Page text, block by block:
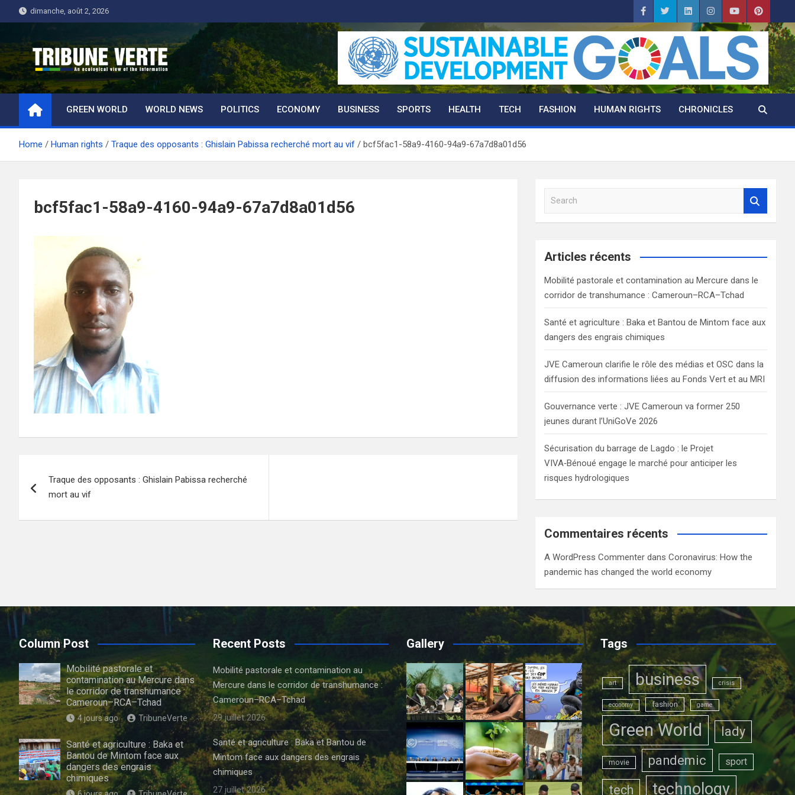
to
dimanche, août 2, 2026
Tribune Verte
Un regard écologique de l'information
GREEN WORLD WORLD NEWS POLITICS ECONOMY BUSINESS SPORTS HEALTH TECH FASHION HUMAN RIGHTS CHRONICLES
Home Human rights Traque des opposants : Ghislain Pabissa recherché mort au vif bcf5fac1-58a9-4160-94a9-67a7d8a01d56
bcf5fac1-58a9-4160-94a9-67a7d8a01d56
de
l’article
Traque des opposants : Ghislain Pabissa recherché
mort au vif
a
c
Articles récents
Mobilité pastorale et contamination au Mercure dans le
corridor de transhumance : Cameroun–RCA–Tchad
Santé et agriculture : Baka et Bantou de Mintom face aux
dangers des engrais chimiques
JVE Cameroun clarifie le rôle des médias et OSC dans la
diffusion des informations liées au Fonds Vert et au MRI
Gouvernance verte : JVE Cameroun va former 250
jeunes durant l’UniGoVe 2026
Sécurisation du barrage de Lagdo : le Projet
VIVA‑Bénoué engage le marché pour anticiper les
risques hydrologiques
Commentaires récents
A WordPress Commenter dansCoronavirus: How the
pandemic has changed the world economy
Column Post
Mobilité pastorale et
contamination au Mercure dans
le corridor de transhumance :
Cameroun–RCA–Tchad
4 jours ago TribuneVerte
Santé et agriculture : Baka et
Bantou de Mintom face aux
dangers des engrais
chimiques
Recent Posts
Mobilité pastorale et contamination au
Mercure dans le corridor de transhumance :
Cameroun–RCA–Tchad
29 juillet 2026
Santé et agriculture : Baka et Bantou de
Mintom face aux dangers des engrais
chimiques
27 juillet 2026
Gallery Tags
art business crisis
economy fashion game
Green World lady
movie pandemic sport
tech technology